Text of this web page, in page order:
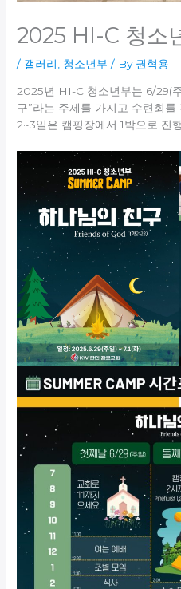
2025 HI-C 청소
/ 갤러리 청소년부 / By 권혁용
2025년 HI-C 청소년부는 6/29(
구”라는 주제를 가지고 수련회
2~3일은 캠핑장에서 1박으로 진